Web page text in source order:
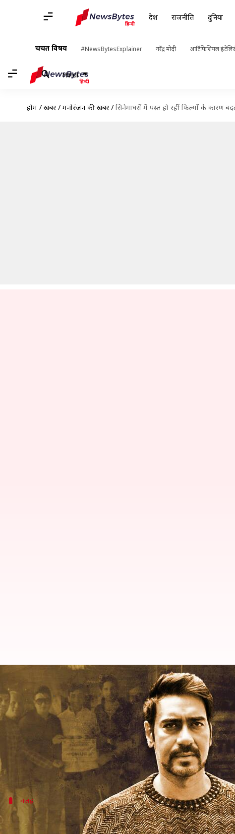
देश राजनीति दुनिया
चर्चित विषय #NewsBytesExplainer नरेंद्र मोदी आर्टिफिशियल
Hindi
होम / खबरें / मनोरंजन की खबरें / सिनेमाघरों में पस्त हो रहीं फिल्मों के कारण
सिनेमाघरों में पस्त हो रहीं फिल्मों के
लेखन आकांक्षा शर्मा Aug 27, 2022 07:00 pm
अजय देवगनऔर रकुल प्रीत सिंह स्टारर फिल्म 'थैंक गॉड' लंबे
यह फिल्म 2021 की शुरुआत से ही चर्चा में है। पहले इसे जून में
वजह
दर्शकों को लुभाने के लिए फिल्म में बढ़ाई जाएगी